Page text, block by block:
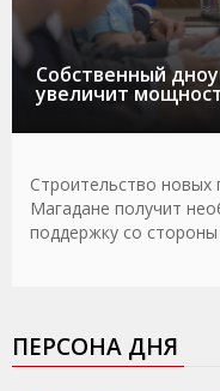
Собственный
увеличит
Строительство новых
Магадане получит
поддержку со
ПЕРСОНА ДНЯ